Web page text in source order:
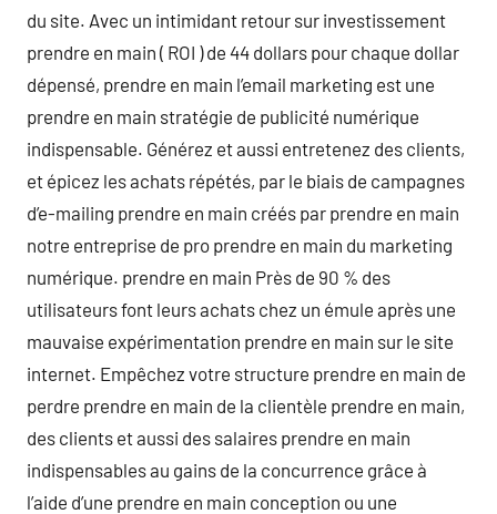
du site. Avec un intimidant retour sur investissement
prendre en main ( ROI ) de 44 dollars pour chaque dollar
dépensé, prendre en main l’email marketing est une
prendre en main stratégie de publicité numérique
indispensable. Générez et aussi entretenez des clients,
et épicez les achats répétés, par le biais de campagnes
d’e-mailing prendre en main créés par prendre en main
notre entreprise de pro prendre en main du marketing
numérique. prendre en main Près de 90 % des
utilisateurs font leurs achats chez un émule après une
mauvaise expérimentation prendre en main sur le site
internet. Empêchez votre structure prendre en main de
perdre prendre en main de la clientèle prendre en main,
des clients et aussi des salaires prendre en main
indispensables au gains de la concurrence grâce à
l’aide d’une prendre en main conception ou une